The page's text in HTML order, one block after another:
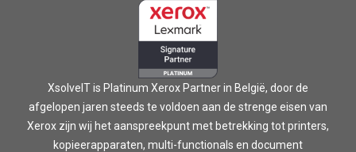
XsolveIT is Platinum Xerox Partner in België, door de
afgelopen jaren steeds te voldoen aan de strenge eisen van
Xerox zijn wij het aanspreekpunt met betrekking tot printers,
kopieerapparaten, multi-functionals en document